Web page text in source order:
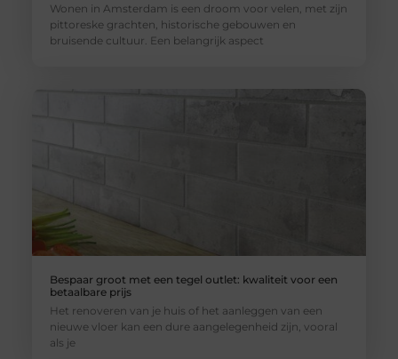
Wonen in Amsterdam is een droom voor velen, met zijn
pittoreske grachten, historische gebouwen en
bruisende cultuur. Een belangrijk aspect
Bespaar groot met een tegel outlet: kwaliteit voor een
betaalbare prijs
Het renoveren van je huis of het aanleggen van een
nieuwe vloer kan een dure aangelegenheid zijn, vooral
als je